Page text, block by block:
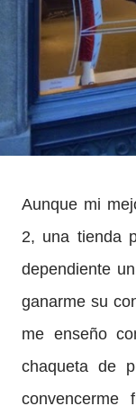
Aunque mi
2, una tienda
dependiente
ganarme su
me enseño
chaqueta de
convencerme